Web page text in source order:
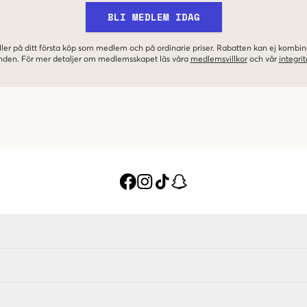
BLI MEDLEM IDAG
på ditt första köp som medlem och på ordinarie priser. Rabatten kan ej
För mer detaljer om medlemsskapet läs våra medlemsvillkor och vår